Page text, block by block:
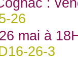
26
mai à
26-3